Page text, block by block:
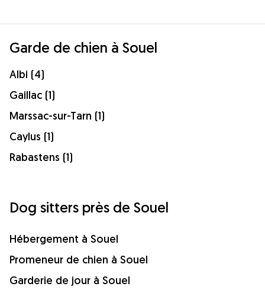
Garde de chien à Souel
Albi (4)
Gaillac (1)
Marssac-sur-Tarn (1)
Caylus (1)
Rabastens (1)
Dog sitters près de Souel
Hébergement à Souel
Promeneur de chien à Souel
Garderie de jour à Souel